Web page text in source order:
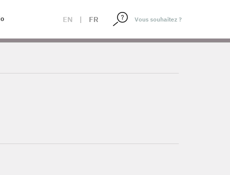
EN | FR